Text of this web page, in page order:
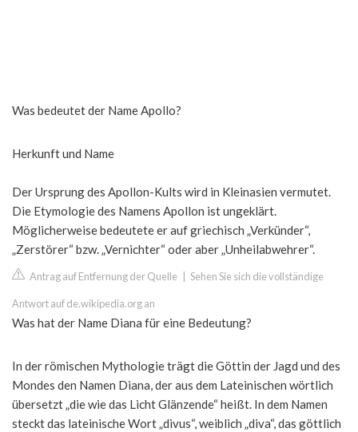
Was bedeutet der Name Apollo?
Herkunft und Name
Der Ursprung des Apollon-Kults wird in Kleinasien vermutet.
Die Etymologie des Namens Apollon ist ungeklärt.
Möglicherweise bedeutete er auf griechisch „Verkünder“,
„Zerstörer“ bzw. „Vernichter“ oder aber „Unheilabwehrer“.
Antrag auf Entfernung der Quelle Sehen Sie sich die vollständige
Antwort auf de.wikipedia.org an
Was hat der Name Diana für eine Bedeutung?
In der römischen Mythologie trägt die Göttin der Jagd und des
Mondes den Namen Diana, der aus dem Lateinischen wörtlich
übersetzt „die wie das Licht Glänzende“ heißt. In dem Namen
steckt das lateinische Wort „divus“, weiblich „diva“, das göttlich